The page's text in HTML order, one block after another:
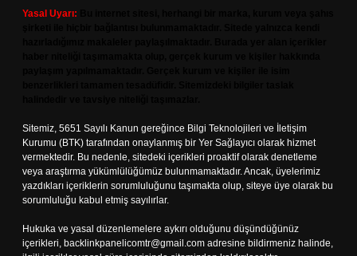
Yasal Uyarı:
Sitemiz, 5651 Sayılı Kanun gereğince Bilgi Teknolojileri ve İletişim
Kurumu (BTK) tarafından onaylanmış bir Yer Sağlayıcı olarak hizmet
vermektedir. Bu nedenle, sitedeki içerikleri proaktif olarak denetleme
veya araştırma yükümlülüğümüz bulunmamaktadır. Ancak, üyelerimiz
yazdıkları içeriklerin sorumluluğunu taşımakta olup, siteye üye olarak bu
sorumluluğu kabul etmiş sayılırlar.
Hukuka ve yasal düzenlemelere aykırı olduğunu düşündüğünüz
içerikleri, backlinkpanelicomtr@gmail.com adresine bildirmeniz halinde,